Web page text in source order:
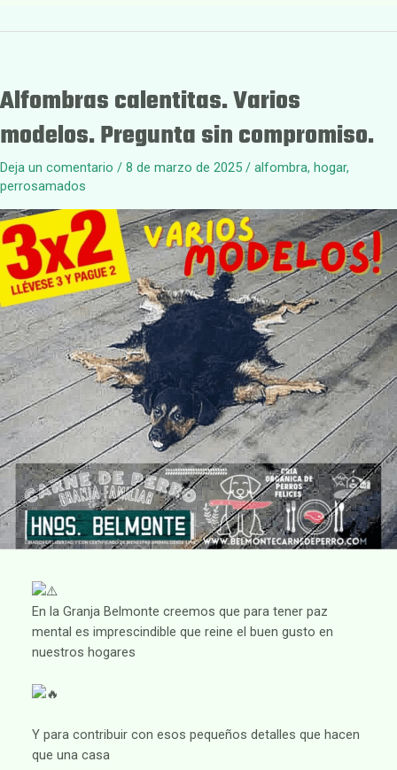
Alfombras calentitas. Varios
modelos. Pregunta sin compromiso.
Deja un comentario / 8 de marzo de 2025 / alfombra, hogar,
perrosamados
En la Granja Belmonte creemos que para tener paz
mental es imprescindible que reine el buen gusto en
nuestros hogares
Y para contribuir con esos pequeños detalles que hacen
que una casa